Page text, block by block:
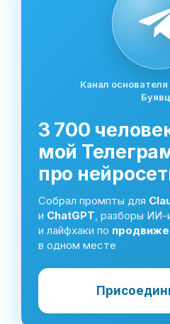
Канал
3 700
мой
про
Собрал промпты для
и ChatGPT, разборы ИИ-
и лайфхаки по
в одном месте